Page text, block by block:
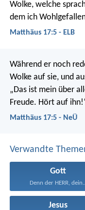
Wolke, welche
dem ich
Matthäus 17:5 - ELB
Während er noch
Wolke auf sie, und
„Das ist mein über
Freude. Hört auf
Matthäus 17:5 - NeÜ
Verwandte
Gott
Denn der HERR,
Jesus